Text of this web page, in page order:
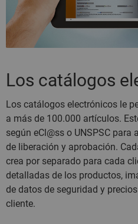
Los catálogos
Los catálogos electrónicos le
a más de 100.000 artículos.
según eCl@ss o UNSPSC
de liberación y aprobación.
crea por separado para cada
detalladas de los productos,
de datos de seguridad y
cliente.